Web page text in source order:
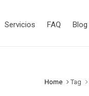
Servicios FAQ Blog
Home Tag